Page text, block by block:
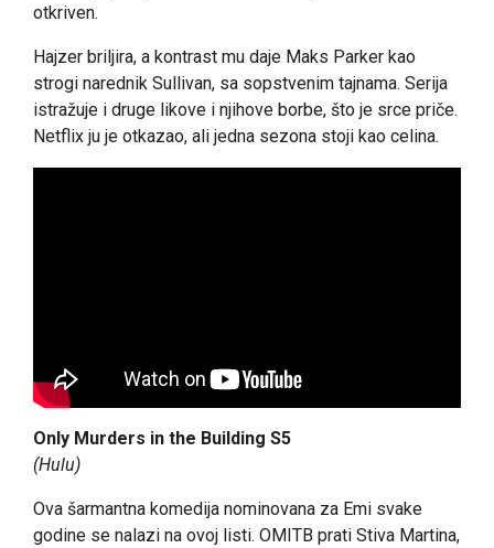
otkriven.
Hajzer briljira, a kontrast mu daje Maks Parker kao
strogi narednik Sullivan, sa sopstvenim tajnama. Serija
istražuje i druge likove i njihove borbe, što je srce priče.
Netflix ju je otkazao, ali jedna sezona stoji kao celina.
Only Murders in the Building S5
(Hulu)
Ova šarmantna komedija nominovana za Emi svake
godine se nalazi na ovoj listi. OMITB prati Stiva Martina,